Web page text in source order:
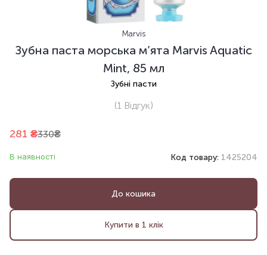
Marvis
Зубна паста морська м’ята Marvis Aquatic
Mint, 85 мл
Зубні пасти
(1Відгук)
281 ₴330₴
В наявності Код товару: 1425204
До кошика
Купити в 1 клік